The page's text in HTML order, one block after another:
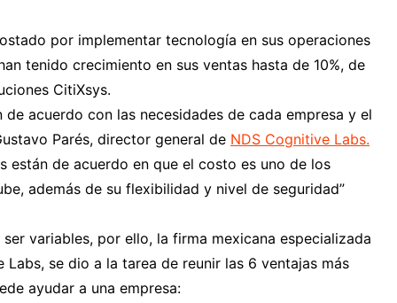
por implementar tecnología en sus operaciones
tenido crecimiento en sus ventas hasta de 10%, de
CitiXsys.
acuerdo con las necesidades de cada empresa y el
Parés, director general de NDS Cognitive Labs.
están de acuerdo en que el costo es uno de los
además de su flexibilidad y nivel de seguridad”
variables, por ello, la firma mexicana especializada
se dio a la tarea de reunir las 6 ventajas más
ayudar a una empresa: